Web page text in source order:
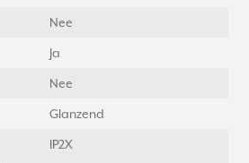
Nee
Ja
Nee
Glanzend
IP2X